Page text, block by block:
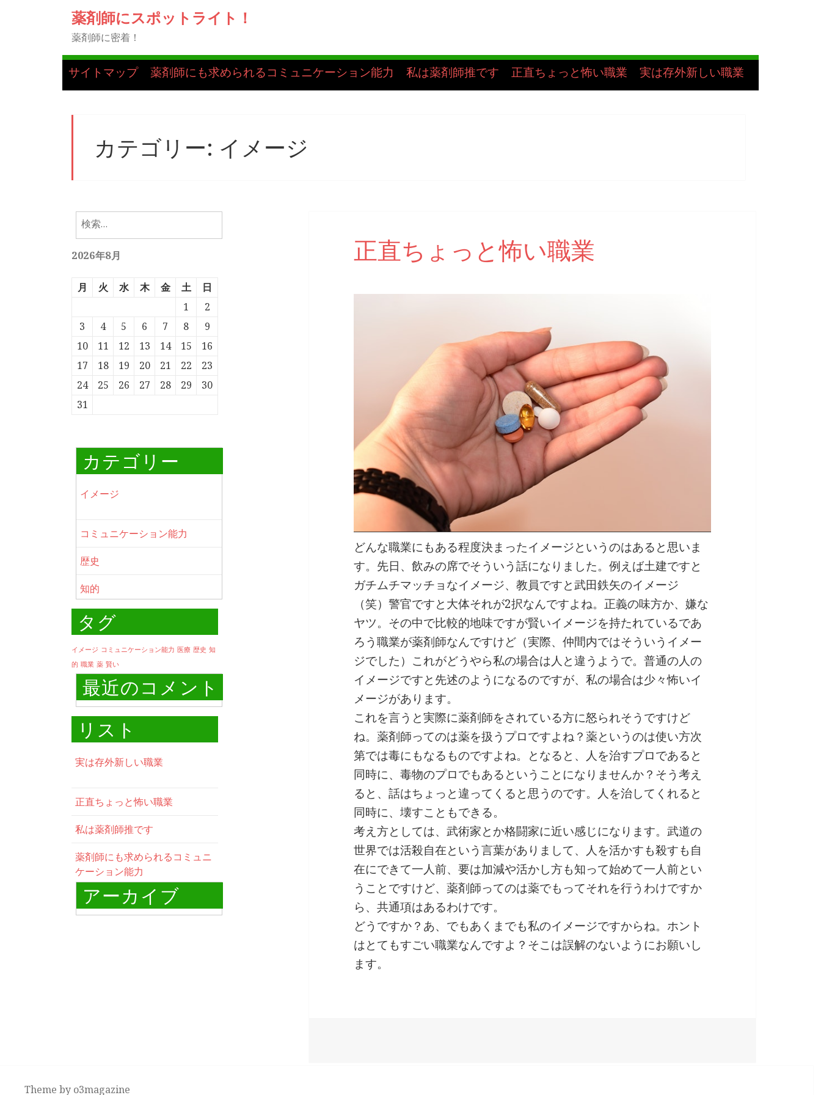
薬剤師にスポットライト！
薬剤師に密着！
サイトマップ 薬剤師にも求められるコミュニケーション能力 私は薬剤師推です 正直ちょっと怖い職業 実は存外新しい職業
カテゴリー: イメージ
検
索:
2026年8月
月 火 水 木 金 土
日
1
2
3
4 5 6 7 8
9
10
11 12 13 14 15
16
17
18 19 20 21 22
23
24
25 26 27 28 29
30
31
カテゴリー
イメージ
コミュニケーション能力
歴史
知的
タグ
イメージ コミュニケーション能力 医療 歴史 知
的 職業 薬 賢い
最近のコメント
リスト
実は存外新しい職業
正直ちょっと怖い職業
私は薬剤師推です
薬剤師にも求められるコミュニ
ケーション能力
アーカイブ
正直ちょっと怖い職業
どんな職業にもある程度決まったイメージというのはあると思いま
す。先日、飲みの席でそういう話になりました。例えば土建ですと
ガチムチマッチョなイメージ、教員ですと武田鉄矢のイメージ
（笑）警官ですと大体それが2択なんですよね。正義の味方か、嫌な
ヤツ。その中で比較的地味ですが賢いイメージを持たれているであ
ろう職業が薬剤師なんですけど（実際、仲間内ではそういうイメー
ジでした）これがどうやら私の場合は人と違うようで。普通の人の
イメージですと先述のようになるのですが、私の場合は少々怖いイ
メージがあります。
これを言うと実際に薬剤師をされている方に怒られそうですけど
ね。薬剤師ってのは薬を扱うプロですよね？薬というのは使い方次
第では毒にもなるものですよね。となると、人を治すプロであると
同時に、毒物のプロでもあるということになりませんか？そう考え
ると、話はちょっと違ってくると思うのです。人を治してくれると
同時に、壊すこともできる。
考え方としては、武術家とか格闘家に近い感じになります。武道の
世界では活殺自在という言葉がありまして、人を活かすも殺すも自
在にできて一人前、要は加減や活かし方も知って始めて一人前とい
うことですけど、薬剤師ってのは薬でもってそれを行うわけですか
ら、共通項はあるわけです。
どうですか？あ、でもあくまでも私のイメージですからね。ホント
はとてもすごい職業なんですよ？そこは誤解のないようにお願いし
ます。
Theme by o3magazine